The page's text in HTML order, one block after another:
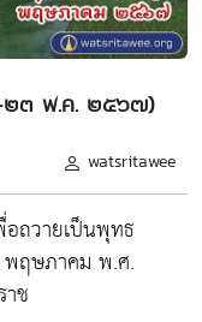
-๒๓ พ.ค. ๒๕๖๗)
watsritawee
ถวายเป็นพุทธ
ฤษภาคม พ.ศ.
ช